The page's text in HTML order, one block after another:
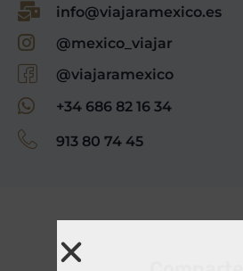
info@viajaramexico.es
@mexico_viajar
@viajaramexico
+34 686 82 16 34
913 80 74 45